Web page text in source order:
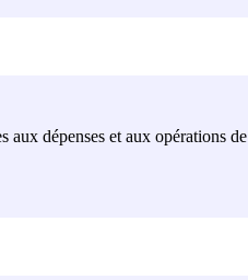
aux dépenses et aux opérations de